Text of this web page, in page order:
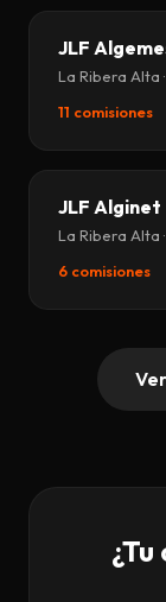
JLF
La Ribera Alta
11 comisiones
JLF Alginet
La Ribera Alta
6 comisiones